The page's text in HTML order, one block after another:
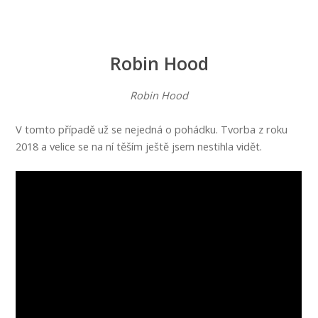
Robin Hood
Robin Hood
V tomto případě už se nejedná o pohádku. Tvorba z roku
2018 a velice se na ní těším ještě jsem nestihla vidět.